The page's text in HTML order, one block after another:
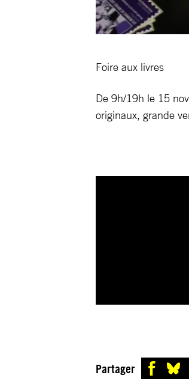
Foire aux livres
De 9h/19h le 15
originaux, grande
Partager